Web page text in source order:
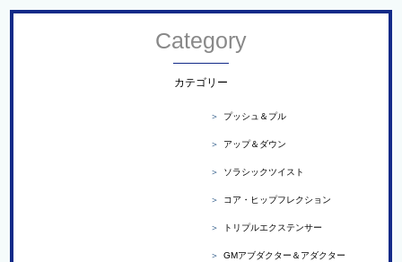
Category
カテゴリー
＞ プッシュ＆プル
＞ アップ＆ダウン
＞ ソラシックツイスト
＞ コア・ヒップフレクション
＞ トリプルエクステンサー
＞ GMアブダクター＆アダクター